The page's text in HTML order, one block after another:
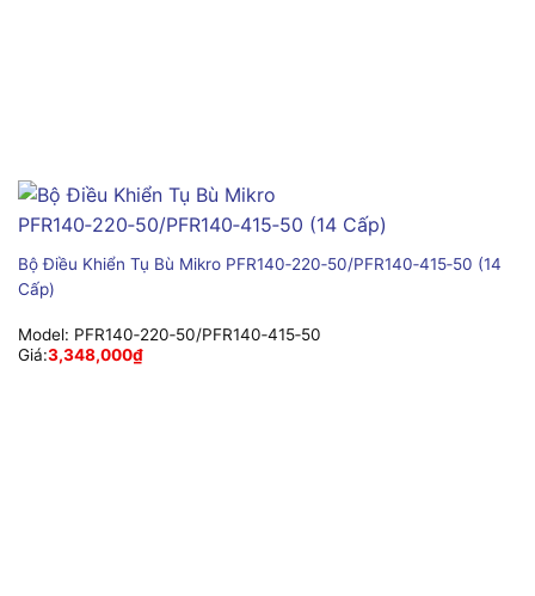
Bộ Điều Khiển Tụ Bù Mikro PFR140‑220‑50/PFR140‑415‑50 (14
Cấp)
Model: PFR140‑220‑50/PFR140‑415‑50
Giá:3,348,000₫